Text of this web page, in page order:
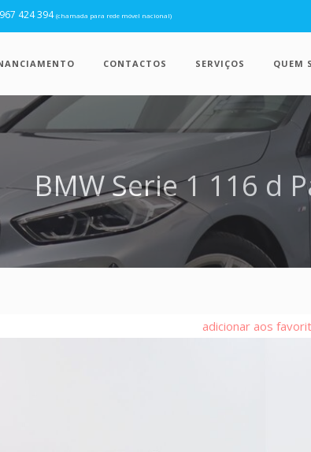
967 424 394(chamada para rede móvel nacional)
CONTACTOS SERVIÇOS QUEM
BMW Serie 1 116 d
adicionar aos